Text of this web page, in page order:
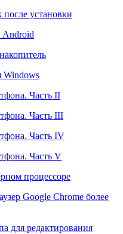
установки
Android
Windows
Часть II
Часть III
Часть IV
Часть V
процессоре
Google Chrome более
для редактирования